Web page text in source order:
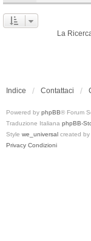
La
Indice Contattaci
Powered by phpBB® Forum
Traduzione Italiana phpBB-
Style we_universal created by
Privacy Condizioni